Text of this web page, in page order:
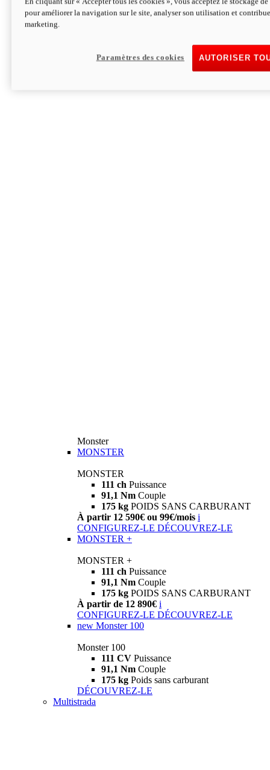
Hypermotard V2 SP 100
Découvrez-le
Monster
MONSTER
MONSTER
111 ch Puissance
91,1 Nm Couple
175 kg POIDS SANS CARBURANT
À partir 12 590€ ou 99€/mois i
CONFIGUREZ-LE DÉCOUVREZ-LE
MONSTER +
MONSTER +
111 ch Puissance
91,1 Nm Couple
175 kg POIDS SANS CARBURANT
À partir de 12 890€ i
CONFIGUREZ-LE DÉCOUVREZ-LE
new Monster 100
Monster 100
111 CV Puissance
91,1 Nm Couple
175 kg Poids sans carburant
DÉCOUVREZ-LE
Multistrada
pour améliorer la navigation sur le site, analyser son utilisation et
marketing.
AUTORISER
Paramètres des cookies